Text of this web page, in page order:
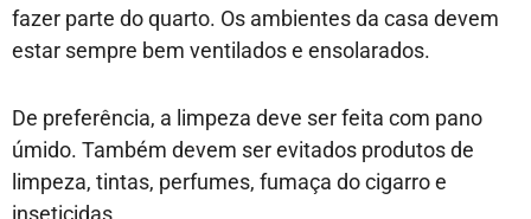
fazer parte do quarto. Os ambientes da casa devem
estar sempre bem ventilados e ensolarados.
De preferência, a limpeza deve ser feita com pano
úmido. Também devem ser evitados produtos de
limpeza, tintas, perfumes, fumaça do cigarro e
inseticidas.